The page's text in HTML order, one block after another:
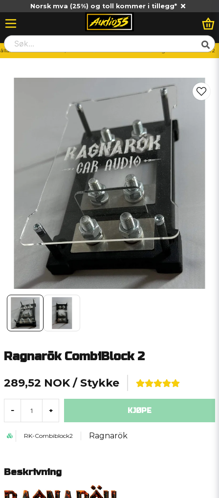
Norsk mva (25%) og toll kommer i tillegg*
& Distributionsblock/Jordblock Kombinationsblock Ragnarök CombiBlock 2
Ragnarök CombiBlock 2
289,52 NOK / Stykke
- + KJØPE
RK-Combiblock2 Ragnarök
Beskrivning